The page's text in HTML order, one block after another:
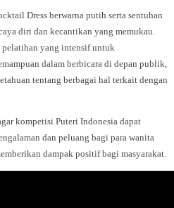
Dress berwarna putih serta sentuhan
diri dan kecantikan yang memukau.
pelatihan yang intensif untuk
dalam berbicara di depan publik,
tentang berbagai hal terkait dengan
kompetisi Puteri Indonesia dapat
dan peluang bagi para wanita
dampak positif bagi masyarakat.